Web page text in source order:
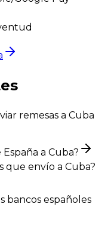
remesas a Cuba
a Cuba?
que envío a Cuba?
bancos españoles